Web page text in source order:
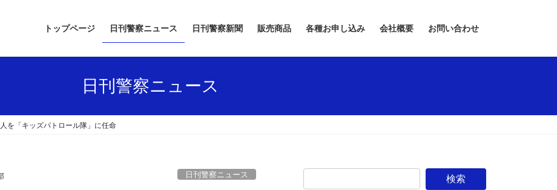
トップページ 日刊警察ニュース 日刊警察新聞 販売商品 各種お申し込み 会社概要 お問い合わせ
日刊警察ニュース
を「キッズパトロール隊」に任命
日刊警察ニュース